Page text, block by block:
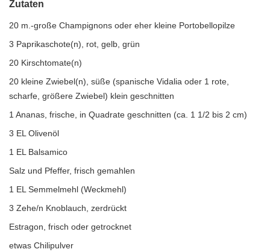
Zutaten
20 m.-große Champignons oder eher kleine Portobellopilze
3 Paprikaschote(n), rot, gelb, grün
20 Kirschtomate(n)
20 kleine Zwiebel(n), süße (spanische Vidalia oder 1 rote,
scharfe, größere Zwiebel) klein geschnitten
1 Ananas, frische, in Quadrate geschnitten (ca. 1 1/2 bis 2 cm)
3 EL Olivenöl
1 EL Balsamico
Salz und Pfeffer, frisch gemahlen
1 EL Semmelmehl (Weckmehl)
3 Zehe/n Knoblauch, zerdrückt
Estragon, frisch oder getrocknet
etwas Chilipulver